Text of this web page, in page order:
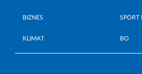
BIZNES SPORT
KLIMAT BO